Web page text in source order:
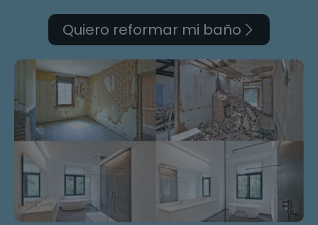
Quiero reformar mi baño